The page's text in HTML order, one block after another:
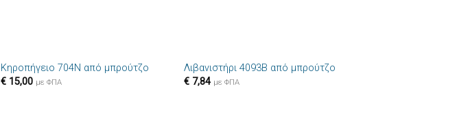
Πρόσθήκη
Κηροπήγειο 704N από μπρούτζο
€ 15,00 με ΦΠΑ
Πρόσθήκη
Λιβανιστήρι 4093B από μπρούτζο
€7,84 με ΦΠΑ